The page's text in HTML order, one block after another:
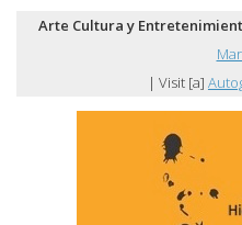
Arte Cultura y
| Visit [a]